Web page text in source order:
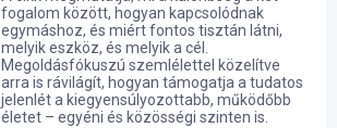
fogalom között, hogyan kapcsolódnak
egymáshoz, és miért fontos tisztán látni,
melyik eszköz, és melyik a cél.
Megoldásfókuszú szemlélettel közelítve
arra is rávilágít, hogyan támogatja a tudatos
jelenlét a kiegyensúlyozottabb, működőbb
életet – egyéni és közösségi szinten is.